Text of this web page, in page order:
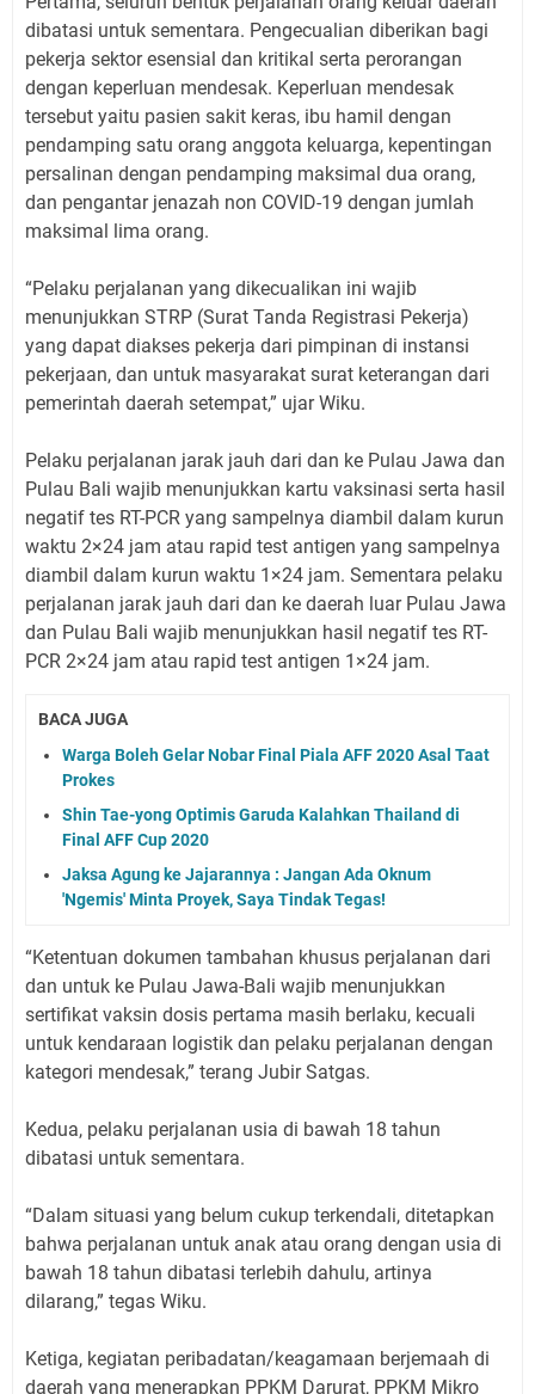
dibatasi untuk sementara. Pengecualian diberikan bagi
pekerja sektor esensial dan kritikal serta perorangan
dengan keperluan mendesak. Keperluan mendesak
tersebut yaitu pasien sakit keras, ibu hamil dengan
pendamping satu orang anggota keluarga, kepentingan
persalinan dengan pendamping maksimal dua orang,
dan pengantar jenazah non COVID-19 dengan jumlah
maksimal lima orang.
“Pelaku perjalanan yang dikecualikan ini wajib
menunjukkan STRP (Surat Tanda Registrasi Pekerja)
yang dapat diakses pekerja dari pimpinan di instansi
pekerjaan, dan untuk masyarakat surat keterangan dari
pemerintah daerah setempat,” ujar Wiku.
Pelaku perjalanan jarak jauh dari dan ke Pulau Jawa dan
Pulau Bali wajib menunjukkan kartu vaksinasi serta hasil
negatif tes RT-PCR yang sampelnya diambil dalam kurun
waktu 2×24 jam atau rapid test antigen yang sampelnya
diambil dalam kurun waktu 1×24 jam. Sementara pelaku
perjalanan jarak jauh dari dan ke daerah luar Pulau Jawa
dan Pulau Bali wajib menunjukkan hasil negatif tes RT-
PCR 2×24 jam atau rapid test antigen 1×24 jam.
BACA JUGA
Warga Boleh Gelar Nobar Final Piala AFF 2020 Asal Taat
Prokes
Shin Tae-yong Optimis Garuda Kalahkan Thailand di
Final AFF Cup 2020
Jaksa Agung ke Jajarannya : Jangan Ada Oknum
'Ngemis' Minta Proyek, Saya Tindak Tegas!
“Ketentuan dokumen tambahan khusus perjalanan dari
dan untuk ke Pulau Jawa-Bali wajib menunjukkan
sertifikat vaksin dosis pertama masih berlaku, kecuali
untuk kendaraan logistik dan pelaku perjalanan dengan
kategori mendesak,” terang Jubir Satgas.
Kedua, pelaku perjalanan usia di bawah 18 tahun
dibatasi untuk sementara.
“Dalam situasi yang belum cukup terkendali, ditetapkan
bahwa perjalanan untuk anak atau orang dengan usia di
bawah 18 tahun dibatasi terlebih dahulu, artinya
dilarang,” tegas Wiku.
Ketiga, kegiatan peribadatan/keagamaan berjemaah di
daerah yang menerapkan PPKM Darurat, PPKM Mikro